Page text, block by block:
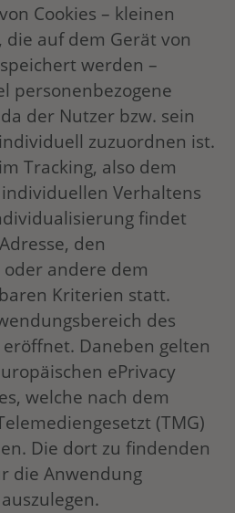
Cookies – kleinen
auf dem Gerät von
werden –
personenbezogene
der Nutzer bzw. sein
zuzuordnen ist.
Tracking, also dem
Verhaltens
findet
den
andere dem
Kriterien statt.
des
Daneben gelten
ePrivacy
welche nach dem
(TMG)
Die dort zu findenden
die Anwendung